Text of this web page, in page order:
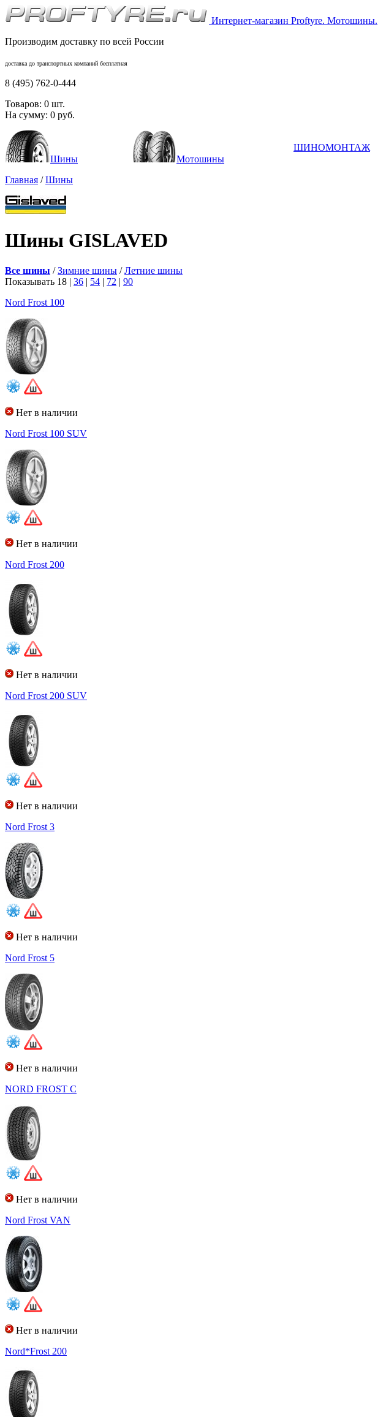
Интернет-магазин Proftyre. Мотошины.
Производим доставку по всей России
доставка до транспортных компаний бесплатная
8 (495) 762-0-444
Товаров: 0 шт.
На сумму: 0 руб.
Шины Мотошины
ШИНОМОНТАЖ
Главная /Шины
Шины GISLAVED
Все шины /Зимние шины /Летние шины
Показывать 18 | 36 | 54 | 72 | 90
Nord Frost 100
Нет в наличии
Nord Frost 100 SUV
Нет в наличии
Nord Frost 200
Нет в наличии
Nord Frost 200 SUV
Нет в наличии
Nord Frost 3
Нет в наличии
Nord Frost 5
Нет в наличии
NORD FROST C
Нет в наличии
Nord Frost VAN
Нет в наличии
Nord*Frost 200